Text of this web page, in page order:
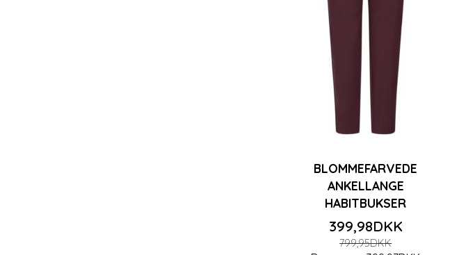
BLOMMEFARVEDE
ANKELLANGE
HABITBUKSER
399,98DKK
799,95DKK